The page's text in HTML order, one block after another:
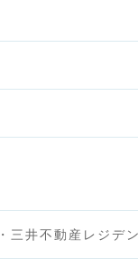
三井不動産レジデ